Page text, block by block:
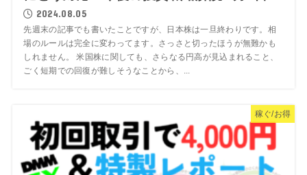
2024.08.05
先週末の記事でも書いたことですが、日本株は一旦終わりです。相
場のルールは完全に変わってます。さっさと切ったほうが無難かも
しれません。 米国株に関しても、さらなる円高が見込まれること、
ごく短期での回復が難しそうなことから、...
稼ぐ/お得